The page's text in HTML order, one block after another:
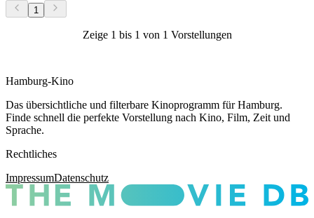
1
Zeige 1 bis 1 von 1 Vorstellungen
Hamburg-Kino
Das übersichtliche und filterbare Kinoprogramm für Hamburg.
Finde schnell die perfekte Vorstellung nach Kino, Film, Zeit und
Sprache.
Rechtliches
ImpressumDatenschutz